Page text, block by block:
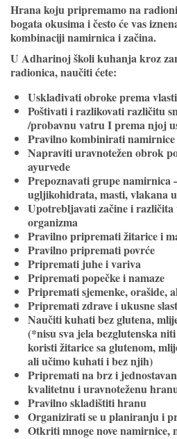
Hrana koju pripremamo na
bogata okusima i često će vas
kombinaciji namirnica i začina.
U Adharinoj školi kuhanjakroz
radionica, naučiti ćete:
Usklađivati obroke prema
Poštivati i razlikovati različitu
/probavnu vatru I prema njoj
Pravilno kombinirati namirnice
Napraviti uravnotežen obrok
ayurvede
Prepoznavati grupe namirnica
ugljikohidrata, masti, vlakana
Upotrebljavati začine i
organizma
Pravilno pripremati žitarice i
Pravilno pripremati povrće
Pripremati juhe i variva
Pripremati popečke i namaze
Pripremati sjemenke, orašide,
Pripremati zdrave i ukusne
Naučiti kuhati bez glutena,
(*nisu sva jela bezglutenska
koristi žitarice sa glutenom,
ali učimo kuhati i bez njih)
Pripremati na brz i
kvalitetnu i uravnoteženu
Pravilno skladištiti hranu
Organizirati se u planiranju i
Otkriti mnoge nove namirnice,